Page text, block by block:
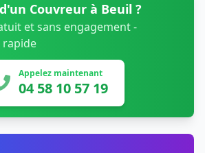
Couvreur à Beuil ?
et sans engagement -
rapide
Appelez maintenant
04 58 10 57 19